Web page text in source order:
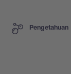
Pengetahuan